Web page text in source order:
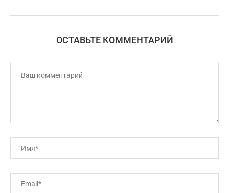
ОСТАВЬТЕ КОММЕНТАРИЙ